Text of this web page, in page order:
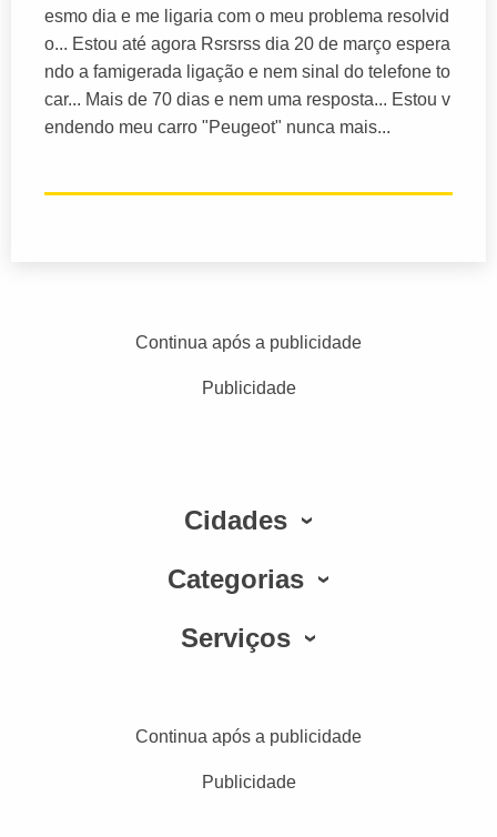
esmo dia e me ligaria com o meu problema resolvid
o... Estou até agora Rsrsrss dia 20 de março espera
ndo a famigerada ligação e nem sinal do telefone to
car... Mais de 70 dias e nem uma resposta... Estou v
endendo meu carro "Peugeot" nunca mais...
Continua após a publicidade
Publicidade
Cidades
Categorias
Serviços
Continua após a publicidade
Publicidade